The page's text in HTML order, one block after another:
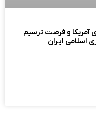
آمریکا و فرصت ترسیم
اسلامی ایران